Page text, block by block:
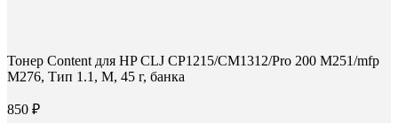
Тонер Content для HP CLJ CP1215/CM1312/Pro 200 M251/mfp
M276, Тип 1.1, M, 45 г, банка
850 ₽